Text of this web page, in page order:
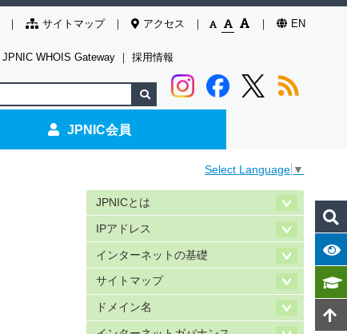
サイトマップ アクセス EN
JPNIC WHOIS Gateway ｜ 採用情報
JPNIC会員
Select Language ▼
JPNICとは
IPアドレス
インターネットの基礎
サイトマップ
ドメイン名